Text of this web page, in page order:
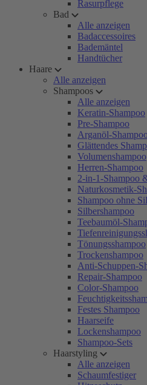
Rasurpflege
Bad
Alle anzeigen
Badaccessoires
Bademäntel
Handtücher
Haare
Alle anzeigen
Shampoos
Alle anzeigen
Keratin-Shampoo
Pre-Shampoo
Arganöl-
Glättendes
Volumenshampoo
Herren-Shampoo
2-in-1-Shampoo
Naturkosmetik-
Shampoo ohne
Silbershampoo
Teebaumöl-
Tönungsshampoo
Trockenshampoo
Anti-Schuppen-
Repair-Shampoo
Color-Shampoo
Festes Shampoo
Haarseife
Lockenshampoo
Shampoo-Sets
Haarstyling
Alle anzeigen
Schaumfestiger